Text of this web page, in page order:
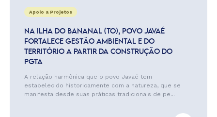
Apoio a Projetos
NA ILHA DO BANANAL (TO), POVO JAVAÉ
FORTALECE GESTÃO AMBIENTAL E DO
TERRITÓRIO A PARTIR DA CONSTRUÇÃO DO
PGTA
A relação harmônica que o povo Javaé tem
estabelecido historicamente com a natureza, que se
manifesta desde suas práticas tradicionais de pe...